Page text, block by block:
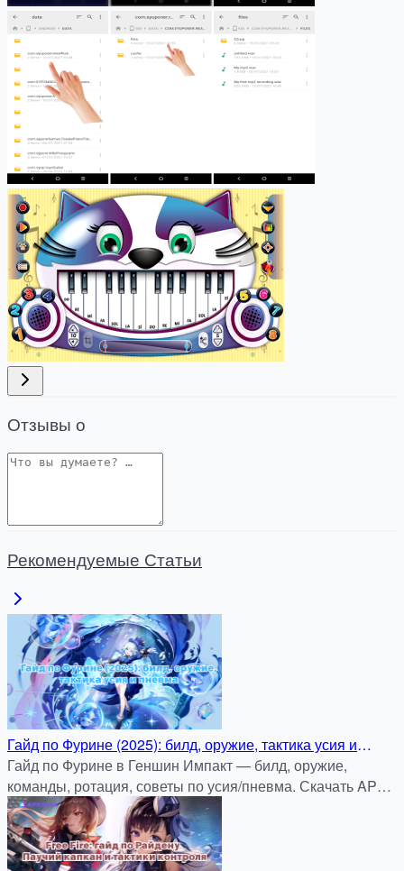
Отзывы о
Рекомендуемые Статьи
Гайд по Фурине (2025): билд, оружие, тактика усия и
пневма
Гайд по Фурине в Геншин Импакт — билд, оружие,
команды, ротация, советы по усия/пневма. Скачать APK
с бонус-кодом на apkdock.com.